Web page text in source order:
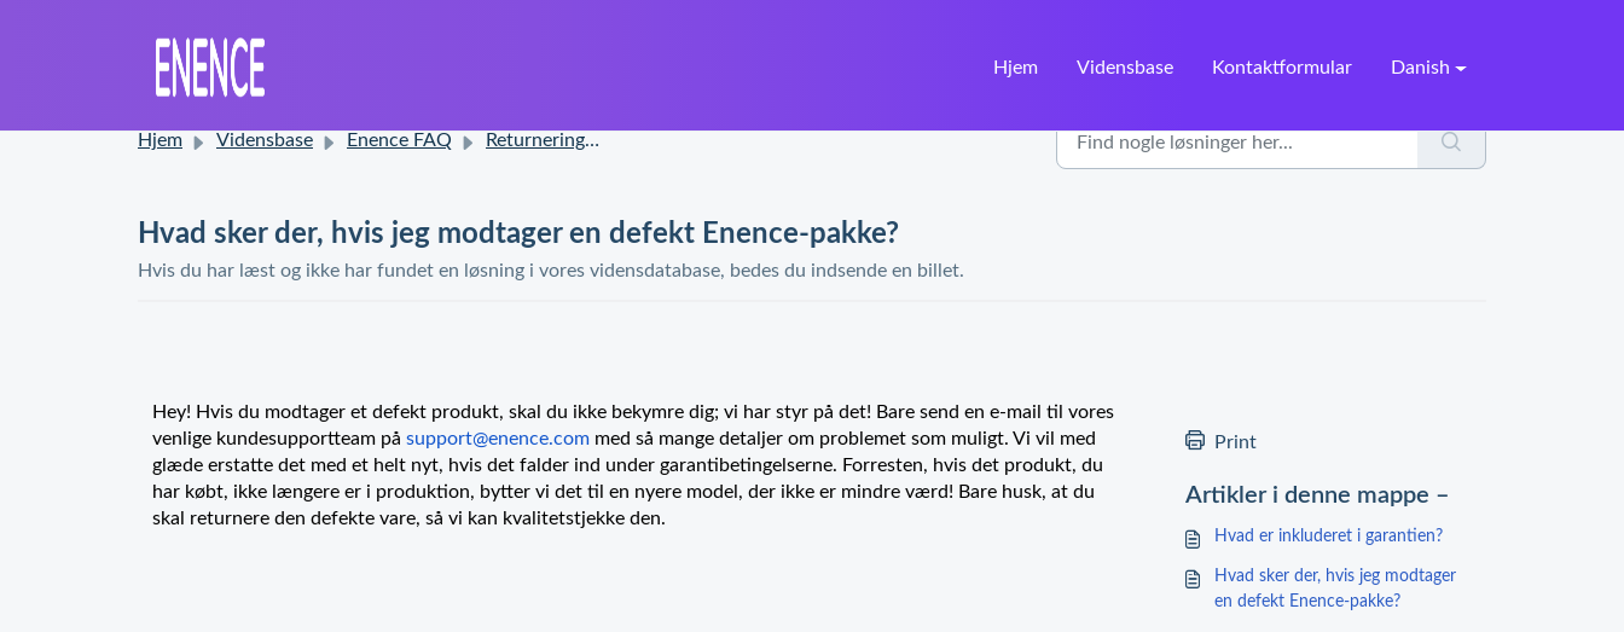
Hjem Vidensbase Kontaktformular Danish
Hjem Vidensbase Enence FAQ Returneringer og reklamationer
Hvad sker der, hvis jeg modtager en defekt Enence-pakke?
Hvis du har læst og ikke har fundet en løsning i vores vidensdatabase, bedes du indsende en billet.
Hey! Hvis du modtager et defekt produkt, skal du ikke bekymre dig; vi har styr på det! Bare send en e-mail til vores
venlige kundesupportteam på support@enence.com med så mange detaljer om problemet som muligt. Vi vil med
glæde erstatte det med et helt nyt, hvis det falder ind under garantibetingelserne. Forresten, hvis det produkt, du
har købt, ikke længere er i produktion, bytter vi det til en nyere model, der ikke er mindre værd! Bare husk, at du
skal returnere den defekte vare, så vi kan kvalitetstjekke den.
Print
Artikler i denne mappe –
Hvad er inkluderet i garantien?
Hvad sker der, hvis jeg modtager
en defekt Enence-pakke?